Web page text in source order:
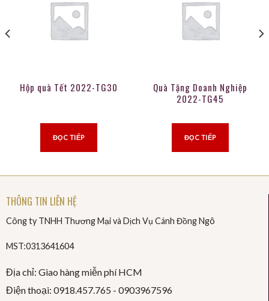
Hộp quà Tết 2022-TG30
ĐỌC TIẾP
Quà Tặng Doanh Nghiệp
2022-TG45
ĐỌC TIẾP
THÔNG TIN LIÊN HỆ
Công ty TNHH Thương Mại và Dịch Vụ Cánh Đồng Ngô
MST:0313641604
Địa chỉ: Giao hàng miễn phí HCM
Điện thoại: 0918.457.765 - 0903967596